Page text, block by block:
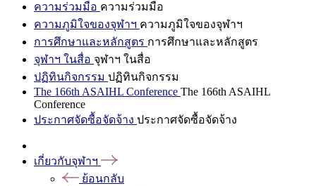
ความร่วมมือ ความร่วมมือ
ความภูมิใจของจุฬาฯ ความภูมิใจของจุฬาฯ
การศึกษาและหลักสูตร การศึกษาและหลักสูตร
จุฬาฯ ในสื่อ จุฬาฯ ในสื่อ
ปฏิทินกิจกรรม ปฏิทินกิจกรรม
The 166th ASAIHL Conference The 166th ASAIHL
Conference
ประกาศจัดซื้อจัดจ้าง ประกาศจัดซื้อจัดจ้าง
เกี่ยวกับจุฬาฯ
ย้อนกลับ